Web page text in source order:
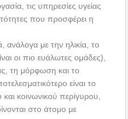
τις υπηρεσίες υγείας
που προσφέρει η
ανάλογα με την ηλικία, το
οι πιο ευάλωτες ομάδες),
τη μόρφωση και το
είναι το
και κοινωνικού περίγυρου,
στο άτομο με